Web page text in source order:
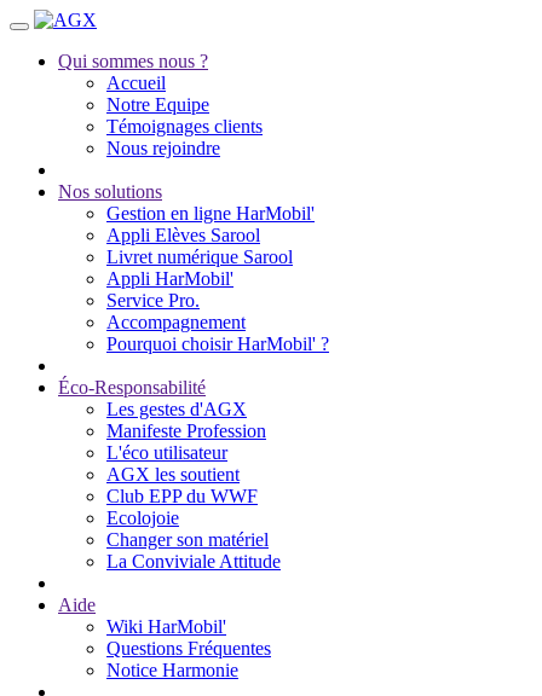
Qui sommes nous ?
Accueil
Notre Equipe
Témoignages clients
Nous rejoindre
Nos solutions
Gestion en ligne HarMobil'
Appli Elèves Sarool
Livret numérique Sarool
Appli HarMobil'
Service Pro.
Accompagnement
Pourquoi choisir HarMobil' ?
Éco-Responsabilité
Les gestes d'AGX
Manifeste Profession
L'éco utilisateur
AGX les soutient
Club EPP du WWF
Ecolojoie
Changer son matériel
La Conviviale Attitude
Aide
Wiki HarMobil'
Questions Fréquentes
Notice Harmonie